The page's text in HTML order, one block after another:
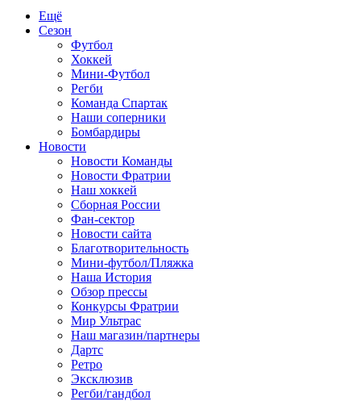
Ещё
Сезон
Футбол
Хоккей
Мини-Футбол
Регби
Команда Спартак
Наши соперники
Бомбардиры
Новости
Новости Команды
Новости Фратрии
Наш хоккей
Сборная России
Фан-cектор
Новости сайта
Благотворительность
Мини-футбол/Пляжка
Наша История
Обзор прессы
Конкурсы Фратрии
Мир Ультрас
Наш магазин/партнеры
Дартс
Ретро
Эксклюзив
Регби/гандбол